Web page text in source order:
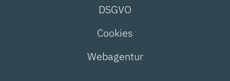
DSGVO
Cookies
Webagentur